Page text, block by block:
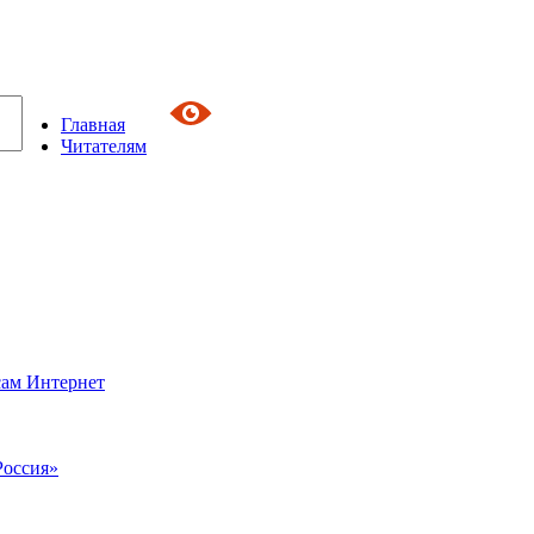
Главная
Читателям
Интернет